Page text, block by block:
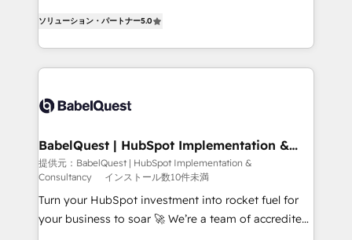
nurturing sequences. - Cross-hub setup across
Marketing, Sales, Operations, and Service Hubs. -
Ongoing optimization, managed support, and
powerful growth engine. Built to convert, scale, and
Welcome to our Profile! We help with: • CRM
implementation, reports, workflows, and team
training • CRM migration from Salesforce, Pipedrive,
custom API integrations • AI governance for
Boutique 'Elite' team of 12 • 150+ clients across Sales
Hub, Marketing Hub, Service Hub, Data Hub and
CMS • ISO/IEC 27001:2022, ISO 9001:2015, and ISO
42001:2023 certified - the AI management standard •
GuardHub: our AI governance framework, built on
ソリューション・パートナー5.0
BabelQuest | HubSpot Implementation &
Consultancy
提供元：BabelQuest | HubSpot Implementation &
Consultancy
インストール数10件未満
Turn your HubSpot investment into rocket fuel for
your business to soar 🚀 We’re a team of accredited